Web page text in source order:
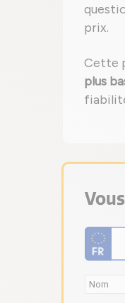
prix.
Cette
plus